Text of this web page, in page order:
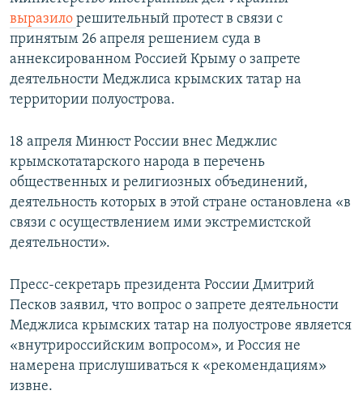
выразило решительный протест в связи с
принятым 26 апреля решением суда в
аннексированном Россией Крыму о запрете
деятельности Меджлиса крымских татар на
территории полуострова.
18 апреля Минюст России внес Меджлис
крымскотатарского народа в перечень
общественных и религиозных объединений,
деятельность которых в этой стране остановлена «в
связи с осуществлением ими экстремистской
деятельности».
Пресс-секретарь президента России Дмитрий
Песков заявил, что вопрос о запрете деятельности
Меджлиса крымских татар на полуострове является
«внутрироссийским вопросом», и Россия не
намерена прислушиваться к «рекомендациям»
извне.